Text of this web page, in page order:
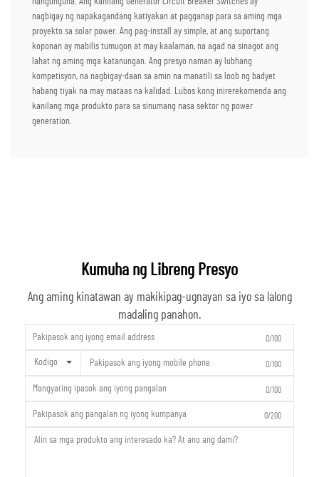
nagbigay ng napakagandang katiyakan at pagganap para sa aming mga
proyekto sa solar power. Ang pag-install ay simple, at ang suportang
koponan ay mabilis tumugon at may kaalaman, na agad na sinagot ang
lahat ng aming mga katanungan. Ang presyo naman ay lubhang
kompetisyon, na nagbigay-daan sa amin na manatili sa loob ng badyet
habang tiyak na may mataas na kalidad. Lubos kong inirerekomenda ang
kanilang mga produkto para sa sinumang nasa sektor ng power
generation.
Kumuha ng Libreng Presyo
Ang aming kinatawan ay makikipag-ugnayan sa iyo sa lalong
madaling panahon.
0/100
Kodigo 0/100
0/100
0/200